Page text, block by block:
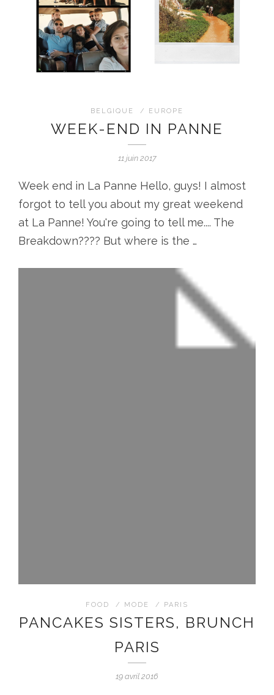
BELGIQUE / EUROPE
WEEK-END IN PANNE
11 juin 2017
Week end in La Panne Hello, guys! I almost
forgot to tell you about my great weekend
at La Panne! You're going to tell me.... The
Breakdown???? But where is the …
FOOD / MODE / PARIS
PANCAKES SISTERS, BRUNCH
PARIS
19 avril 2016